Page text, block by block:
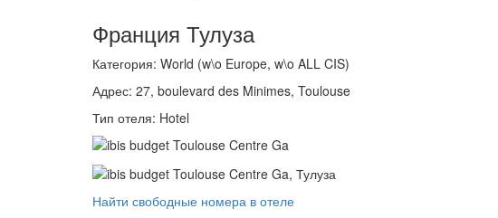
Франция Тулуза
Категория: World (w\o Europe, w\o ALL CIS)
Адрес: 27, boulevard des Minimes, Toulouse
Тип отеля: Hotel
Найти свободные номера в отеле